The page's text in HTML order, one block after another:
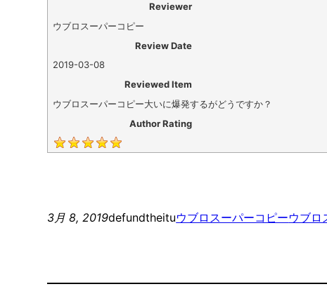
Reviewer
ウブロスーパーコピー
Review Date
2019-03-08
Reviewed Item
ウブロスーパーコピー大いに爆発するがどうですか？
Author Rating
3月 8, 2019defundtheituウブロスーパーコピーウブロ